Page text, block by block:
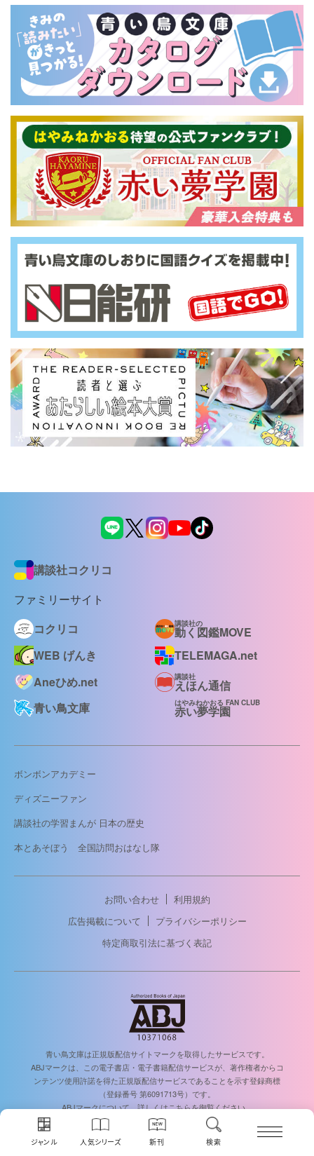
ジャンル 人気シリーズ 新刊 検索
講談社コクリコ
ファミリーサイト
コクリコ
講談社の
動く図鑑MOVE
WEB げんき
TELEMAGA.net
Aneひめ.net
講談社
えほん通信
青い鳥文庫
はやみねかおる FAN CLUB
赤い夢学園
ボンボンアカデミー
ディズニーファン
講談社の学習まんが 日本の歴史
本とあそぼう 全国訪問おはなし隊
お問い合わせ
利用規約
広告掲載について
プライバシーポリシー
特定商取引法に基づく表記
青い鳥文庫は正規版配信サイトマークを取得したサービスです。
ABJマークは、この電子書店・電子書籍配信サービスが、著作権者からコ
ンテンツ使用許諾を得た正規版配信サービスであることを示す登録商標
（登録番号 第6091713号）です。
ABJマークについて、詳しくはこちらを御覧ください。
https://aebs.or.jp/